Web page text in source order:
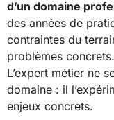
d’un domaine
des années de
contraintes du
problèmes concrets.
L’expert métier ne
domaine : il
enjeux concrets.